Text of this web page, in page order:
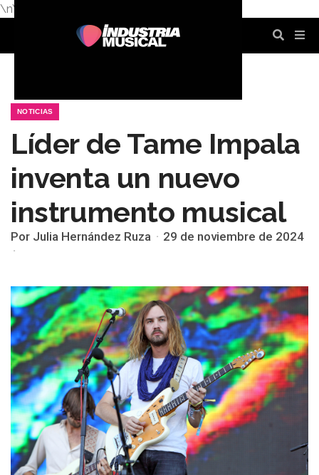
\n\n
NOTICIAS
Líder de Tame Impala
inventa un nuevo
instrumento musical
Por Julia Hernández Ruza 29 de noviembre de 2024